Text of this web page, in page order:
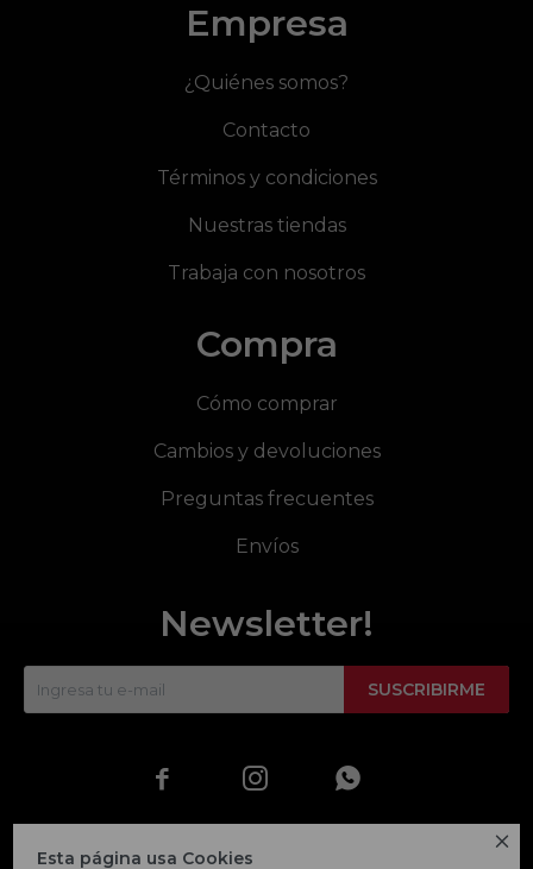

Esta página usa Cookies
Empresa
¿Quiénes somos?
Contacto
Términos y condiciones
Nuestras tiendas
Trabaja con nosotros
Compra
Cómo comprar
Cambios y devoluciones
Preguntas frecuentes
Envíos
Newsletter!
SUSCRIBIRME
  